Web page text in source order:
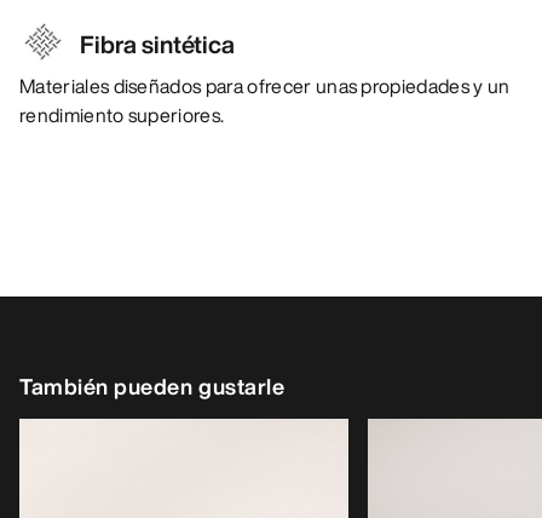
Fibra sintética
Materiales diseñados para ofrecer unas propiedades y un
rendimiento superiores.
También pueden gustarle